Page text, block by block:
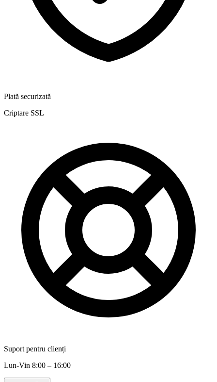
Plată securizată
Criptare SSL
Suport pentru clienți
Lun-Vin 8:00 – 16:00